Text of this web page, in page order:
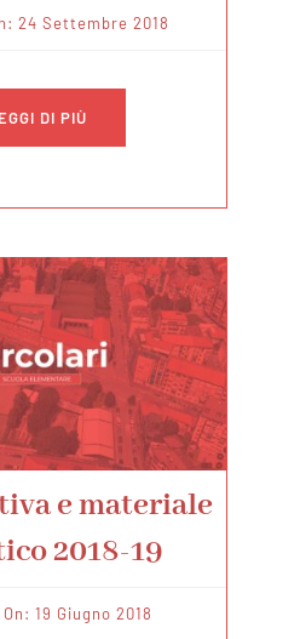
24 Settembre 2018
DI PIÙ
e materiale
2018-19
19 Giugno 2018